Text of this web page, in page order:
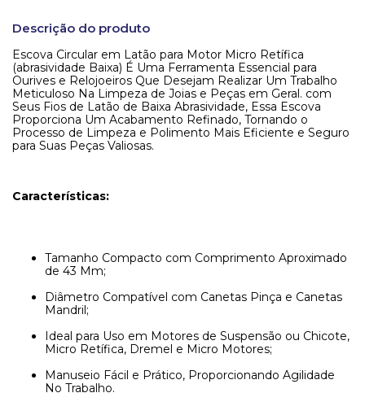
Descrição do produto
Escova Circular em Latão para Motor Micro Retífica
(abrasividade Baixa) É Uma Ferramenta Essencial para
Ourives e Relojoeiros Que Desejam Realizar Um Trabalho
Meticuloso Na Limpeza de Joias e Peças em Geral. com
Seus Fios de Latão de Baixa Abrasividade, Essa Escova
Proporciona Um Acabamento Refinado, Tornando o
Processo de Limpeza e Polimento Mais Eficiente e Seguro
para Suas Peças Valiosas.
Características:
Tamanho Compacto com Comprimento Aproximado
de 43 Mm;
Diâmetro Compatível com Canetas Pinça e Canetas
Mandril;
Ideal para Uso em Motores de Suspensão ou Chicote,
Micro Retífica, Dremel e Micro Motores;
Manuseio Fácil e Prático, Proporcionando Agilidade
No Trabalho.